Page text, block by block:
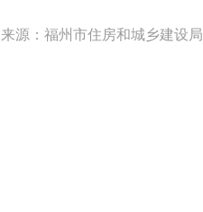
来源：福州市住房和城乡建设局